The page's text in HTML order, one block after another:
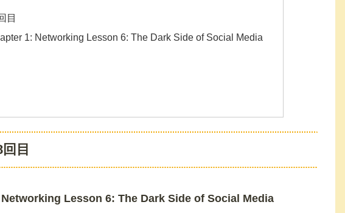
目
1: Networking Lesson 6: The Dark Side of Social Media
目
Lesson 6: The Dark Side of Social Media